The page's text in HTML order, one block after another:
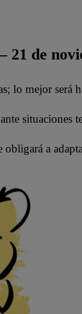
21 de
lo mejor será
situaciones
a